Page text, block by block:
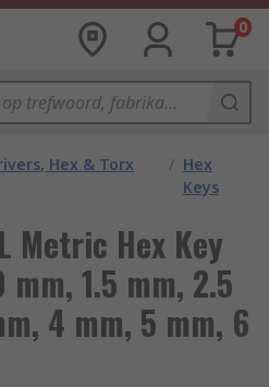
0
Hex & Torx
/ Hex
Keys
Metric Hex Key
mm, 1.5 mm, 2.5
4 mm, 5 mm, 6